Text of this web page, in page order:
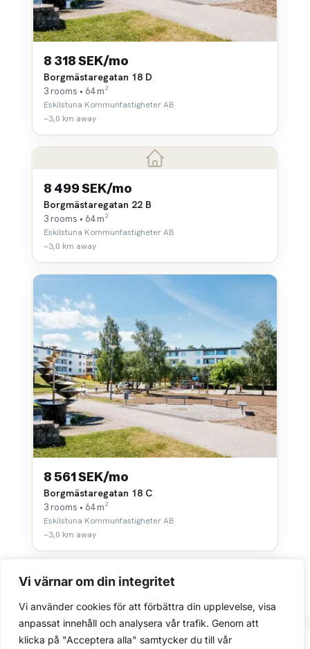
Vi värnar om din integritet
Vi använder cookies för att förbättra din upplevelse, visa
anpassat innehåll och analysera vår trafik. Genom att
klicka på "Acceptera alla" samtycker du till vår
8 318 SEK/mo
Borgmästaregatan 18 D
3 rooms • 64 m²
Eskilstuna Kommunfastigheter AB
~3,0 km away
8 499 SEK/mo
Borgmästaregatan 22 B
3 rooms • 64 m²
Eskilstuna Kommunfastigheter AB
~3,0 km away
8 561 SEK/mo
Borgmästaregatan 18 C
3 rooms • 64 m²
Eskilstuna Kommunfastigheter AB
~3,0 km away